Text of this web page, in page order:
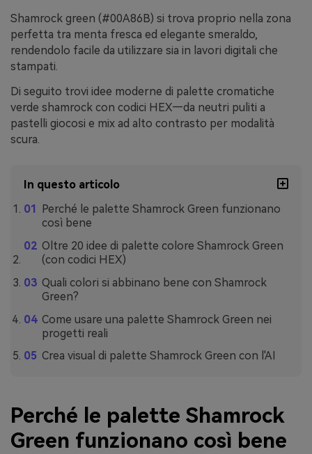
Shamrock green (#00A86B) si trova proprio nella zona
perfetta tra menta fresca ed elegante smeraldo,
rendendolo facile da utilizzare sia in lavori digitali che
stampati.
Di seguito trovi idee moderne di palette cromatiche
verde shamrock con codici HEX—da neutri puliti a
pastelli giocosi e mix ad alto contrasto per modalità
scura.
In questo articolo
Perché le palette Shamrock Green funzionano
così bene
Oltre 20 idee di palette colore Shamrock Green
(con codici HEX)
Quali colori si abbinano bene con Shamrock
Green?
Come usare una palette Shamrock Green nei
progetti reali
Crea visual di palette Shamrock Green con l'AI
Perché le palette Shamrock
Green funzionano così bene